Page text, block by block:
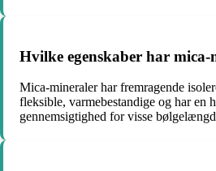
Hvilke egenskaber har mica-
Mica-mineraler har fremragende
fleksible, varmebestandige og har en
gennemsigtighed for visse